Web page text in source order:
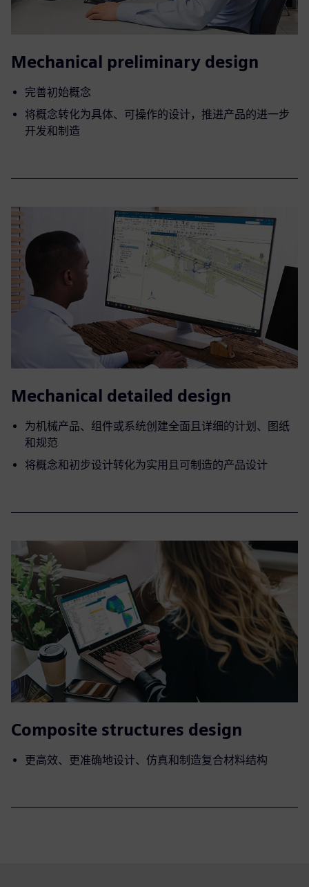
Mechanical preliminary design
完善初始概念
将概念转化为具体、可操作的设计，推进产品的进一步
开发和制造
Mechanical detailed design
为机械产品、组件或系统创建全面且详细的计划、图纸
和规范
将概念和初步设计转化为实用且可制造的产品设计
Composite structures design
更高效、更准确地设计、仿真和制造复合材料结构